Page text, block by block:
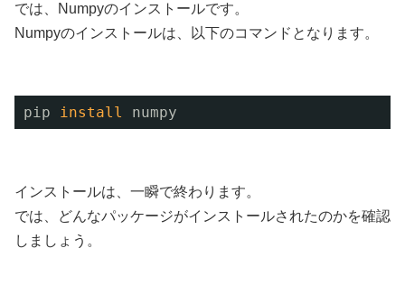
では、Numpyのインストールです。
Numpyのインストールは、以下のコマンドとなります。
pip install numpy
インストールは、一瞬で終わります。
では、どんなパッケージがインストールされたのかを確認
しましょう。